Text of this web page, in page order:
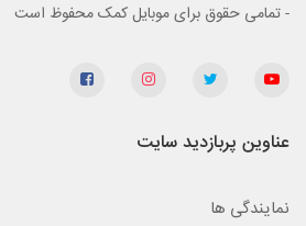
- تمامی حقوق برای موبایل کمک محفوظ است
عناوین پربازدید سایت
نمایندگی ها